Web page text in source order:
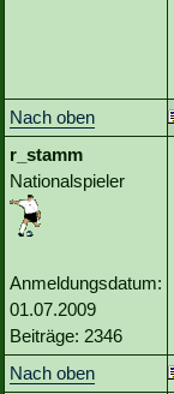
Nach oben
r_stamm
Nationalspieler
Anmeldungsdatum:
01.07.2009
Beiträge: 2346
Nach oben